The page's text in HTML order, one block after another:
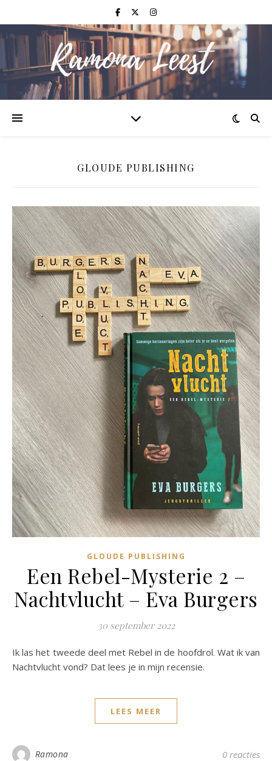
GLOUDE PUBLISHING
GLOUDE PUBLISHING
Een Rebel-Mysterie 2 –
Nachtvlucht – Eva Burgers
30 september 2022
Ik las het tweede deel met Rebel in de hoofdrol. Wat ik van
Nachtvlucht vond? Dat lees je in mijn recensie.
LEES MEER
Ramona 0 reacties